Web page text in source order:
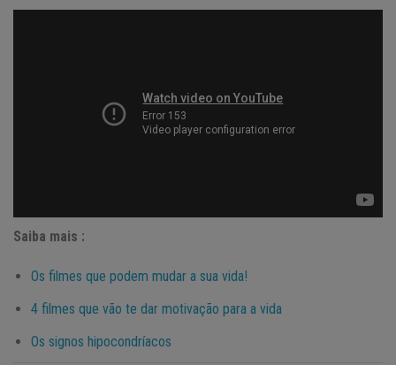
Saiba mais :
Os filmes que podem mudar a sua vida!
4 filmes que vão te dar motivação para a vida
Os signos hipocondríacos